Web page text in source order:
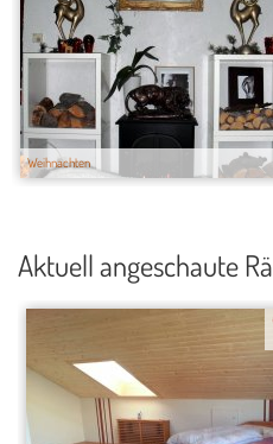
Weihnachten
Aktuell angeschaute